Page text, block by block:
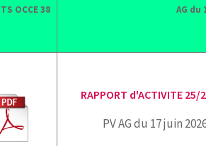
OCCE 38 AG du
RAPPORT d'ACTIVITE
PV AG du 17 juin